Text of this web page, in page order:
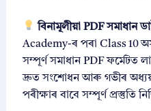
বিনামূলীয়া PDF
Academy-ৰ পৰা Class 10
সম্পূৰ্ণ সমাধান PDF
দ্ৰুত সংশোধন আৰু গভীৰ
পৰীক্ষাৰ বাবে সম্পূৰ্ণ প্ৰস্তুতি